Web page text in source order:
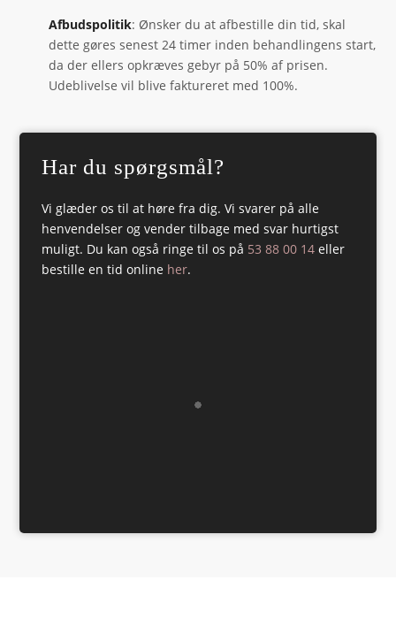
Har du spørgsmål?
Vi glæder os til at høre fra dig. Vi svarer på alle
henvendelser og vender tilbage med svar hurtigst
muligt. Du kan også ringe til os på 53 88 00 14 eller
bestille en tid online her.
Afbudspolitik: Ønsker du at afbestille din tid, skal
dette gøres senest 24 timer inden behandlingens start,
da der ellers opkræves gebyr på 50% af prisen.
Udeblivelse vil blive faktureret med 100%.